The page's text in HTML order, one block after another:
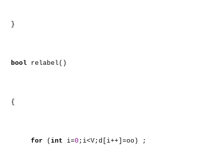
}
bool relabel()
{
for ( int i=0 ;i<V;d[i++]=oo) ;